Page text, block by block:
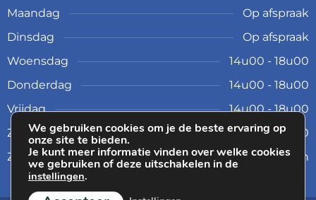
Maandag
Op afspraak
Dinsdag
Op afspraak
Woensdag
14u00 - 18u00
Donderdag
14u00 - 18u00
Vrijdag
14u00 - 18u00
Zaterdag
10u00 - 17u00
Zondag
Gesloten
We gebruiken cookies om je de beste ervaring op
onze site te bieden.
Je kunt meer informatie vinden over welke cookies
we gebruiken of deze uitschakelen in de
instellingen.